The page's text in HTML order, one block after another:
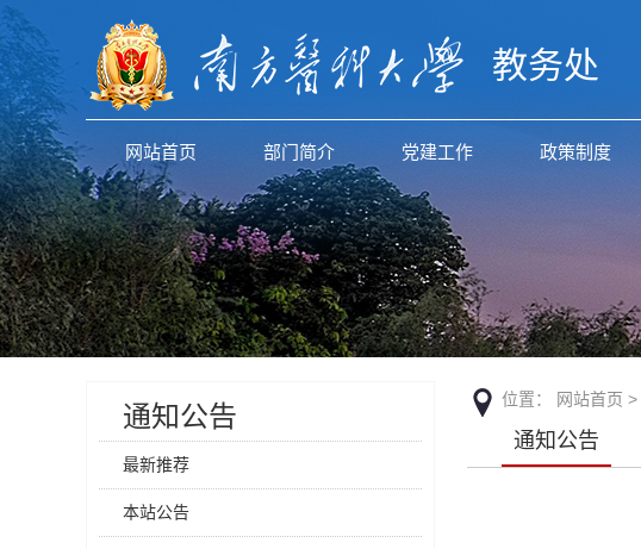
教务处
网站首页 部门简介 党建工作 政策制度
通知公告
最新推荐
本站公告
位置： 网站首页 >
通知公告